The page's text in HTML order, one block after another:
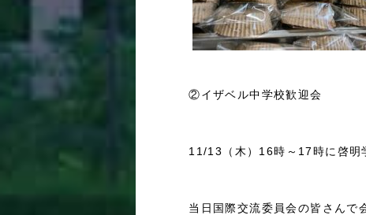
②イザベル中学校歓迎会
11/13（木）16時～17時に啓明
当日国際交流委員会の皆さんで